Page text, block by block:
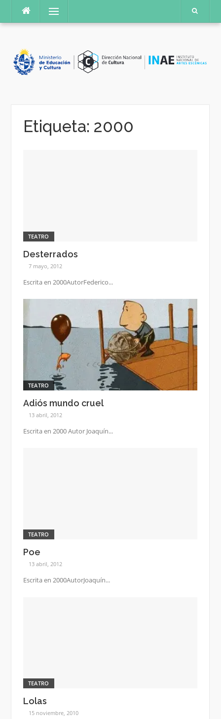
contenido
Menú
Etiqueta: 2000
TEATRO
Desterrados
7 mayo, 2012
Escrita en 2000AutorFederico...
TEATRO
Adiós mundo cruel
13 abril, 2012
Escrita en 2000 Autor Joaquín...
TEATRO
Poe
13 abril, 2012
Escrita en 2000AutorJoaquín...
TEATRO
Lolas
15 noviembre, 2010